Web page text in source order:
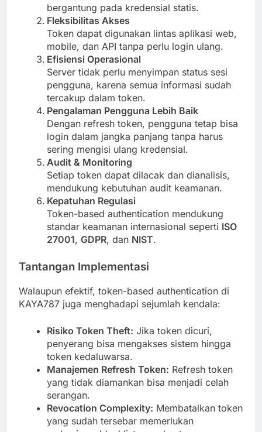
bergantung pada kredensial statis.
Fleksibilitas Akses
Token dapat digunakan lintas aplikasi web,
mobile, dan API tanpa perlu login ulang.
Efisiensi Operasional
Server tidak perlu menyimpan status sesi
pengguna, karena semua informasi sudah
tercakup dalam token.
Pengalaman Pengguna Lebih Baik
Dengan refresh token, pengguna tetap bisa
login dalam jangka panjang tanpa harus
sering mengisi ulang kredensial.
Audit & Monitoring
Setiap token dapat dilacak dan dianalisis,
mendukung kebutuhan audit keamanan.
Kepatuhan Regulasi
Token-based authentication mendukung
standar keamanan internasional seperti ISO
27001, GDPR, dan NIST.
Tantangan Implementasi
Walaupun efektif, token-based authentication di
KAYA787 juga menghadapi sejumlah kendala:
Risiko Token Theft: Jika token dicuri,
penyerang bisa mengakses sistem hingga
token kedaluwarsa.
Manajemen Refresh Token: Refresh token
yang tidak diamankan bisa menjadi celah
serangan.
Revocation Complexity: Membatalkan token
yang sudah tersebar memerlukan